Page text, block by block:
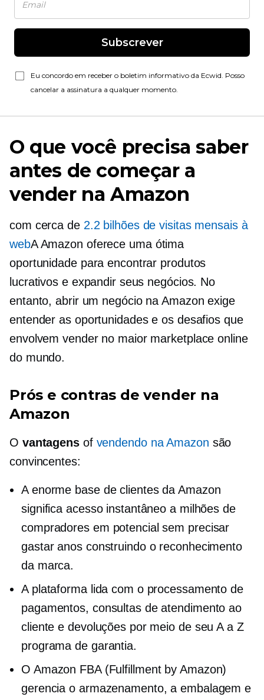
Subscrever
Eu concordo em receber o boletim informativo da Ecwid. Posso
cancelar a assinatura a qualquer momento.
O que você precisa saber
antes de começar a
vender na Amazon
com cerca de 2.2 bilhões de visitas mensais à
webA Amazon oferece uma ótima
oportunidade para encontrar produtos
lucrativos e expandir seus negócios. No
entanto, abrir um negócio na Amazon exige
entender as oportunidades e os desafios que
envolvem vender no maior marketplace online
do mundo.
Prós e contras de vender na
Amazon
O vantagensof vendendo na Amazon são
convincentes:
A enorme base de clientes da Amazon
significa acesso instantâneo a milhões de
compradores em potencial sem precisar
gastar anos construindo o reconhecimento
da marca.
A plataforma lida com o processamento de
pagamentos, consultas de atendimento ao
cliente e devoluções por meio de seuA a Z
programa de garantia.
O Amazon FBA (Fulfillment by Amazon)
gerencia o armazenamento, a embalagem e